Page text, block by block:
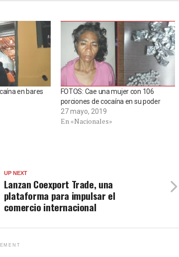
en bares
FOTOS: Cae una mujer con 106
porciones de cocaína en su poder
27 mayo, 2019
En «Nacionales»
UP NEXT
Lanzan Coexport Trade, una
plataforma para impulsar el
comercio internacional